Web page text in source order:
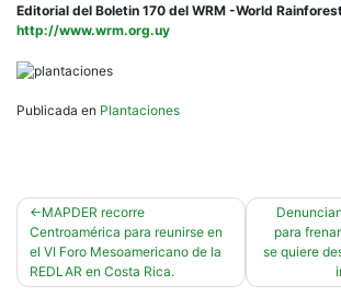
Editorial del Boletin 170 del WRM -World
http://www.wrm.org.uy
Publicada en Plantaciones
Navegación
de
entradas
MAPDER recorre
Centroamérica para reunirse en
el VI Foro Mesoamericano de la
REDLAR en Costa Rica.
para
se quiere